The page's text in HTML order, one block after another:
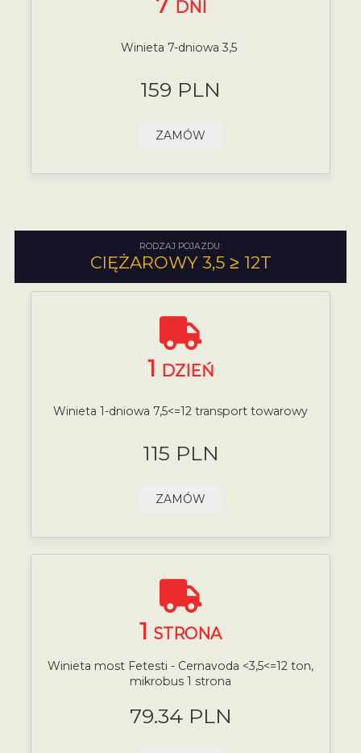
DNI
Winieta 7-dniowa 3,5
159 PLN
ZAMÓW
RODZAJ POJAZDU:
CIĘŻAROWY 3,5 ≥ 12T
1 DZIEŃ
Winieta 1-dniowa 7,5<=12 transport towarowy
115 PLN
ZAMÓW
1 STRONA
Winieta most Fetesti - Cernavoda <3,5<=12 ton,
mikrobus 1 strona
79.34 PLN